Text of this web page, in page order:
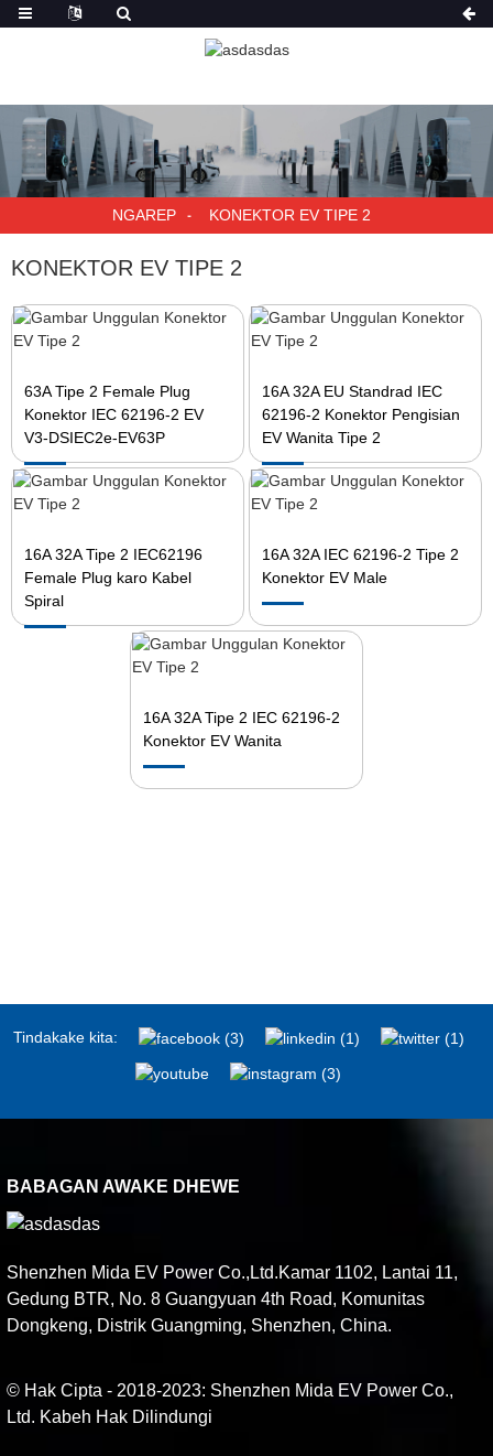
NGAREP KONEKTOR EV TIPE 2
KONEKTOR EV TIPE 2
63A Tipe 2 Female Plug
Konektor IEC 62196-2 EV
V3-DSIEC2e-EV63P
16A 32A EU Standrad IEC
62196-2 Konektor Pengisian
EV Wanita Tipe 2
16A 32A Tipe 2 IEC62196
Female Plug karo Kabel
Spiral
16A 32A IEC 62196-2 Tipe 2
Konektor EV Male
16A 32A Tipe 2 IEC 62196-2
Konektor EV Wanita
Tindakake kita:
BABAGAN AWAKE DHEWE
Shenzhen Mida EV Power Co.,Ltd.Kamar 1102, Lantai 11,
Gedung BTR, No. 8 Guangyuan 4th Road, Komunitas
Dongkeng, Distrik Guangming, Shenzhen, China.
© Hak Cipta - 2018-2023: Shenzhen Mida EV Power Co.,
Ltd. Kabeh Hak Dilindungi